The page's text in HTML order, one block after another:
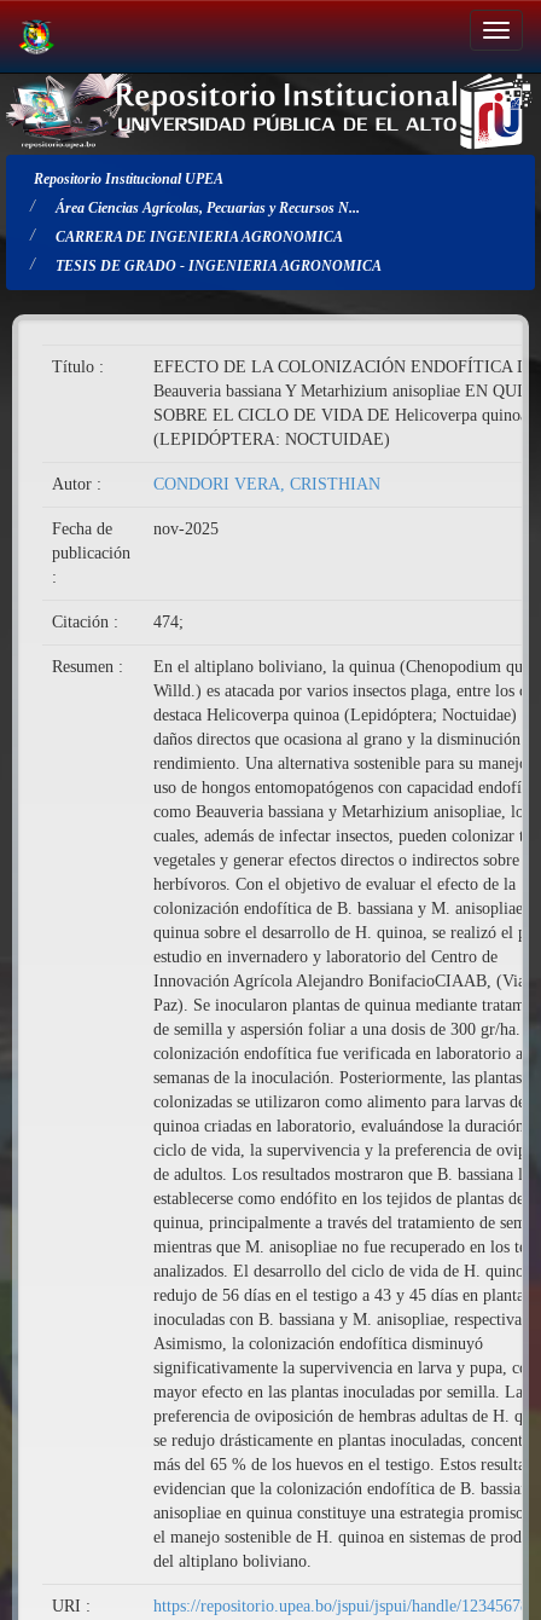
Salir
de
la
navegación
Repositorio Institucional UPEA
Área Ciencias Agrícolas, Pecuarias y Recursos N...
CARRERA DE INGENIERIA AGRONOMICA
TESIS DE GRADO - INGENIERIA AGRONOMICA
Título :
EFECTO DE LA COLONIZACIÓN ENDOFÍTICA DE
Beauveria bassiana Y Metarhizium anisopliae EN
SOBRE EL CICLO DE VIDA DE Helicoverpa quinoa
(LEPIDÓPTERA: NOCTUIDAE)
Autor : CONDORI VERA, CRISTHIAN
Fecha de
publicación
:
nov-2025
Citación : 474;
Resumen :
En el altiplano boliviano, la quinua (Chenopodium
Willd.) es atacada por varios insectos plaga, entre los
destaca Helicoverpa quinoa (Lepidóptera; Noctuidae)
daños directos que ocasiona al grano y la disminución
rendimiento. Una alternativa sostenible para su manejo
uso de hongos entomopatógenos con capacidad
como Beauveria bassiana y Metarhizium anisopliae, los
cuales, además de infectar insectos, pueden colonizar
vegetales y generar efectos directos o indirectos sobre
herbívoros. Con el objetivo de evaluar el efecto de la
colonización endofítica de B. bassiana y M. anisopliae
quinua sobre el desarrollo de H. quinoa, se realizó el
estudio en invernadero y laboratorio del Centro de
Innovación Agrícola Alejandro BonifacioCIAAB,
Paz). Se inocularon plantas de quinua mediante
de semilla y aspersión foliar a una dosis de 300 gr/ha.
colonización endofítica fue verificada en laboratorio a
semanas de la inoculación. Posteriormente, las plantas
colonizadas se utilizaron como alimento para larvas de
quinoa criadas en laboratorio, evaluándose la duración
ciclo de vida, la supervivencia y la preferencia de
de adultos. Los resultados mostraron que B. bassiana
establecerse como endófito en los tejidos de plantas de
quinua, principalmente a través del tratamiento de
mientras que M. anisopliae no fue recuperado en los
analizados. El desarrollo del ciclo de vida de H. quinoa
redujo de 56 días en el testigo a 43 y 45 días en plantas
inoculadas con B. bassiana y M. anisopliae,
Asimismo, la colonización endofítica disminuyó
significativamente la supervivencia en larva y pupa, con
mayor efecto en las plantas inoculadas por semilla. La
preferencia de oviposición de hembras adultas de H.
se redujo drásticamente en plantas inoculadas,
más del 65 % de los huevos en el testigo. Estos
evidencian que la colonización endofítica de B.
anisopliae en quinua constituye una estrategia
el manejo sostenible de H. quinoa en sistemas de
del altiplano boliviano.
URI : https://repositorio.upea.bo/jspui/jspui/handle/